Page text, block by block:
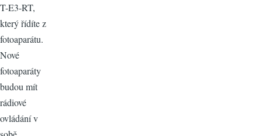
T-E3-RT,
který řídíte z
fotoaparátu.
Nové
fotoaparáty
budou mít
rádiové
ovládání v